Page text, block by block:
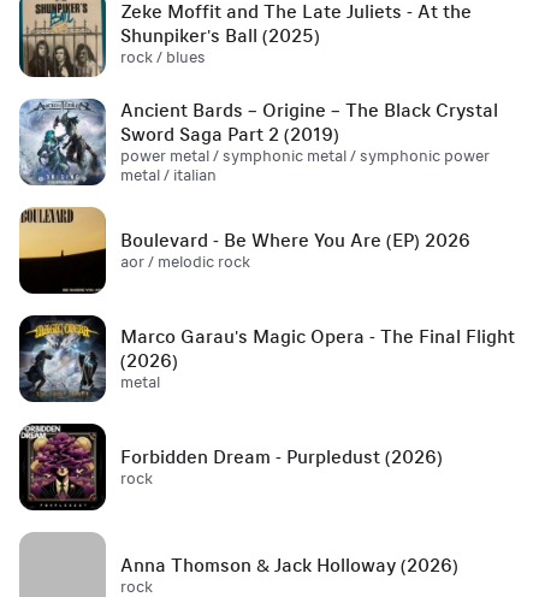
Zeke Moffit and The Late Juliets - At the
Shunpiker's Ball (2025)
rock / blues
Ancient Bards – Origine – The Black Crystal
Sword Saga Part 2 (2019)
power metal / symphonic metal / symphonic power
metal / italian
Boulevard - Be Where You Are (EP) 2026
aor / melodic rock
Marco Garau's Magic Opera - The Final Flight
(2026)
metal
Forbidden Dream - Purpledust (2026)
rock
Anna Thomson & Jack Holloway (2026)
rock